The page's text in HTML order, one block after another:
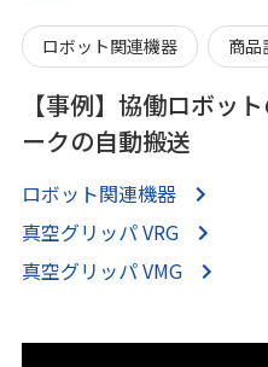
ロボット関連機器 商品
【事例】協働ロボッ
ークの自動搬送
ロボット関連機器
真空グリッパ VRG
真空グリッパ VMG